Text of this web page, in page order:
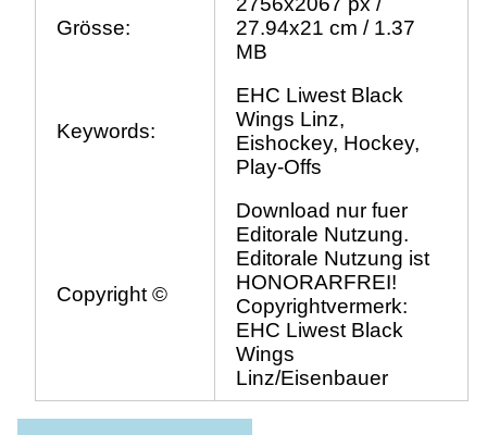
Grösse:
27.94x21 cm / 1.37
MB
Keywords:
EHC Liwest Black
Wings Linz,
Eishockey, Hockey,
Play-Offs
Copyright ©
Download nur fuer
Editorale Nutzung.
Editorale Nutzung ist
HONORARFREI!
Copyrightvermerk:
EHC Liwest Black
Wings
Linz/Eisenbauer